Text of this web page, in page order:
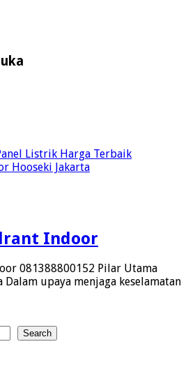
Listrik Harga Terbaik
Hooseki Jakarta
Indoor
081388800152 Pilar Utama
Dalam upaya menjaga keselamatan
Search